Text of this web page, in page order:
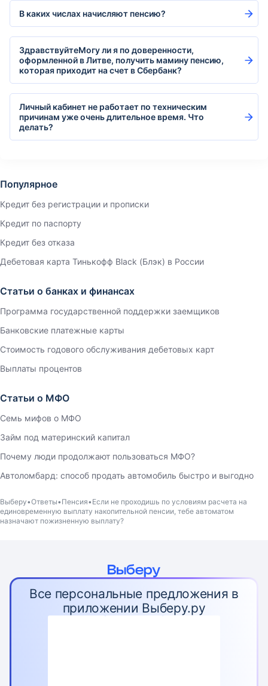
В каких числах начисляют пенсию?
ЗдравствуйтеМогу ли я по доверенности,
оформленной в Литве, получить мамину пенсию,
которая приходит на счет в Сбербанк?
Личный кабинет не работает по техническим
причинам уже очень длительное время. Что
делать?
Популярное
Кредит без регистрации и прописки
Кредит по паспорту
Кредит без отказа
Дебетовая карта Тинькофф Black (Блэк) в России
Статьи о банках и финансах
Программа государственной поддержки заемщиков
Банковские платежные карты
Стоимость годового обслуживания дебетовых карт
Выплаты процентов
Статьи о МФО
Семь мифов о МФО
Займ под материнский капитал
Почему люди продолжают пользоваться МФО?
Автоломбард: способ продать автомобиль быстро и выгодно
Выберу Ответы Пенсия Eсли не проходишь по условиям расчета на
единовременную выплату накопительной пенсии, тебе автоматом
назначают пожизненную выплату?
Все персональные предложения в
приложении Выберу.ру